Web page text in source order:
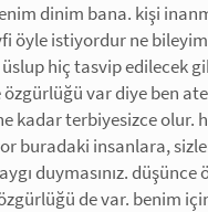
dinim bana. kişi
öyle istiyordur ne
hiç tasvip edilecek
var diye ben
kadar terbiyesizce olur.
buradaki insanlara,
duymasınız. düşünce
de var. benim